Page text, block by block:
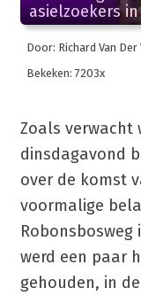
asielzoekers
Door: Richard Van Der
Bekeken: 7203x
Zoals verwacht
dinsdagavond
over de komst
voormalige
werd een paar
gehouden, in